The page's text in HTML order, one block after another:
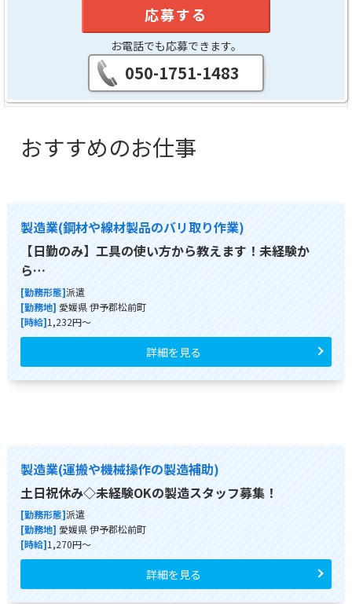
応募する
お電話でも応募できます。
050-1751-1483
おすすめのお仕事
製造業(鋼材や線材製品のバリ取り作業)
【日勤のみ】工具の使い方から教えます！未経験か
ら…
[勤務形態]派遣
[勤務地] 愛媛県 伊予郡松前町
[時給]1,232円～
詳細を見る
製造業(運搬や機械操作の製造補助)
土日祝休み◇未経験OKの製造スタッフ募集！
[勤務形態]派遣
[勤務地] 愛媛県 伊予郡松前町
[時給]1,270円～
詳細を見る